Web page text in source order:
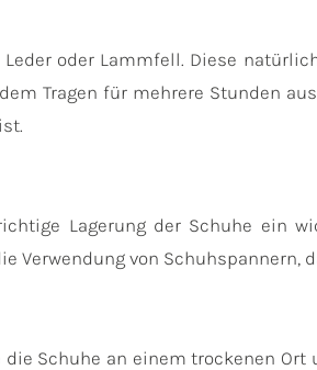
oder Lammfell. Diese
Tragen für mehrere Stunden
Lagerung der Schuhe ein
Verwendung von Schuhspannern,
Schuhe an einem trockenen